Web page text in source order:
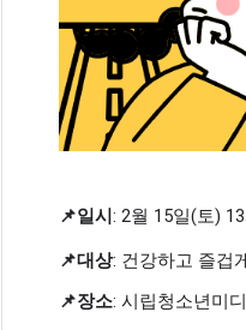
📌일시 : 2월 15일(토)
📌대상: 건강하고 즐겁
📌장소: 시립청소년미